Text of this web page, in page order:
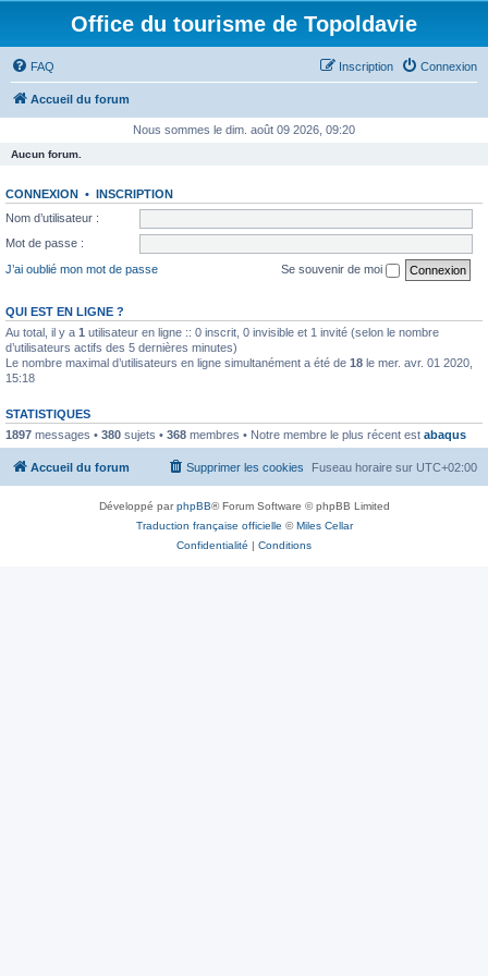
Office du tourisme de Topoldavie
FAQ Connexion
Inscription
Accueil du forum
Nous sommes le dim. août 09 2026, 09:20
Aucun forum.
CONNEXION • INSCRIPTION
Nom d’utilisateur :
Mot de passe :
J’ai oublié mon mot de passe
Se souvenir de moi
QUI EST EN LIGNE ?
Au total, il y a 1 utilisateur en ligne :: 0 inscrit, 0 invisible et 1 invité (selon le nombre
d’utilisateurs actifs des 5 dernières minutes)
Le nombre maximal d’utilisateurs en ligne simultanément a été de 18 le mer. avr. 01 2020,
15:18
STATISTIQUES
1897 messages • 380 sujets • 368 membres • Notre membre le plus récent est abaqus
Accueil du forum Fuseau horaire sur UTC+02:00
Supprimer les cookies
Développé parphpBB® Forum Software © phpBB Limited
Traduction française officielle ©Miles Cellar
Confidentialité | Conditions